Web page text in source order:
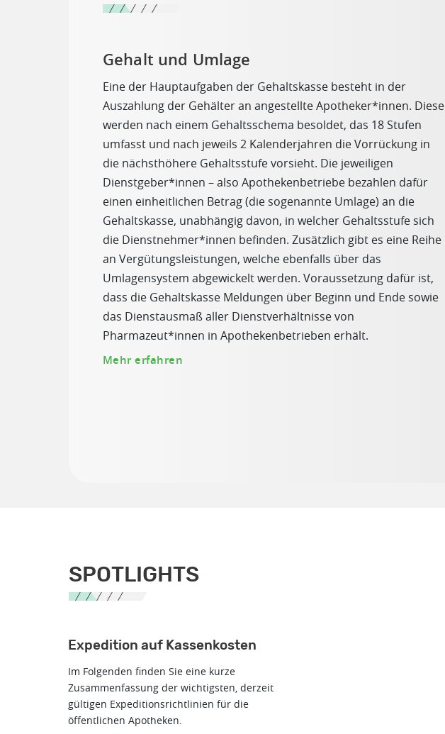
Gehalt und Umlage
Eine der Hauptaufgaben der Gehaltskasse besteht in der
Auszahlung der Gehälter an angestellte Apotheker*innen. Diese
werden nach einem Gehaltsschema besoldet, das 18 Stufen
umfasst und nach jeweils 2 Kalenderjahren die Vorrückung in
die nächsthöhere Gehaltsstufe vorsieht. Die jeweiligen
Dienstgeber*innen – also Apothekenbetriebe bezahlen dafür
einen einheitlichen Betrag (die sogenannte Umlage) an die
Gehaltskasse, unabhängig davon, in welcher Gehaltsstufe sich
die Dienstnehmer*innen befinden. Zusätzlich gibt es eine Reihe
an Vergütungsleistungen, welche ebenfalls über das
Umlagensystem abgewickelt werden. Voraussetzung dafür ist,
dass die Gehaltskasse Meldungen über Beginn und Ende sowie
das Dienstausmaß aller Dienstverhältnisse von
Pharmazeut*innen in Apothekenbetrieben erhält.
Mehr erfahren
SPOTLIGHTS
Expedition auf Kassenkosten
Im Folgenden finden Sie eine kurze
Zusammenfassung der wichtigsten, derzeit
gültigen Expeditionsrichtlinien für die
öffentlichen Apotheken.